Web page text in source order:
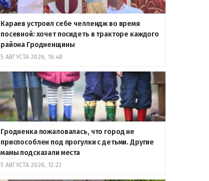
Караев устроил себе челлендж во время
посевной: хочет посидеть в тракторе каждого
района Гродненщины
5 АВГУСТА 2026, 16:48
Гродненка пожаловалась, что город не
приспособлен под прогулки с детьми. Другие
мамы подсказали места
5 АВГУСТА 2026, 12:23